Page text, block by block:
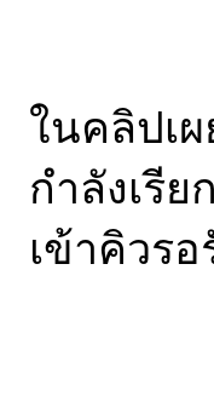
ในคลิปเ
กำลังเรี
เข้าคิวร